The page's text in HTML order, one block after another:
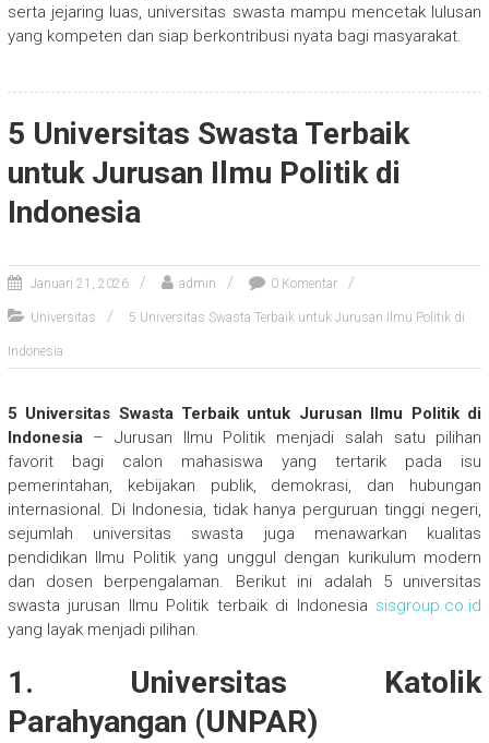
serta jejaring luas, universitas swasta mampu mencetak lulusan
yang kompeten dan siap berkontribusi nyata bagi masyarakat.
5 Universitas Swasta Terbaik
untuk Jurusan Ilmu Politik di
Indonesia
Januari 21, 2026 admin 0 Komentar
Universitas 5 Universitas Swasta Terbaik untuk Jurusan Ilmu Politik di
Indonesia
5 Universitas Swasta Terbaik untuk Jurusan Ilmu Politik di
Indonesia– Jurusan Ilmu Politik menjadi salah satu pilihan
favorit bagi calon mahasiswa yang tertarik pada isu
pemerintahan, kebijakan publik, demokrasi, dan hubungan
internasional. Di Indonesia, tidak hanya perguruan tinggi negeri,
sejumlah universitas swasta juga menawarkan kualitas
pendidikan Ilmu Politik yang unggul dengan kurikulum modern
dan dosen berpengalaman. Berikut ini adalah 5 universitas
swasta jurusan Ilmu Politik terbaik di Indonesia sisgroup.co.id
yang layak menjadi pilihan.
1. Universitas Katolik
Parahyangan (UNPAR)